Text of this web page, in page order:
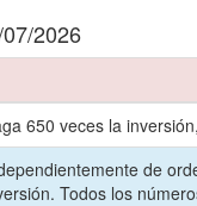
2026
650 veces la
de
Todos los